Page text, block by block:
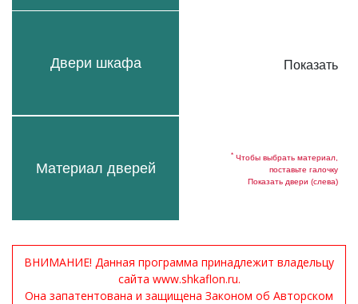
Двери шкафа
Материал дверей
Показать
* Чтобы выбрать материал,
поставьте галочку
Показать двери (слева)
ВНИМАНИЕ! Данная программа принадлежит владельцу
сайта www.shkaflon.ru.
Она запатентована и защищена Законом об Авторском